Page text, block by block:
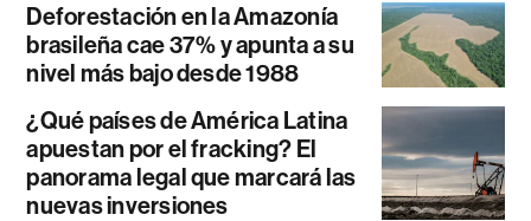
Deforestación en la Amazonía
brasileña cae 37% y apunta a su
nivel más bajo desde 1988
¿Qué países de América Latina
apuestan por el fracking? El
panorama legal que marcará las
nuevas inversiones